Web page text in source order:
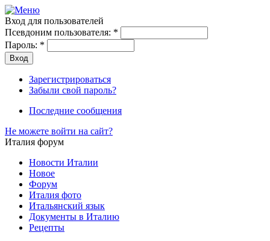
Вход для пользователей
Псевдоним пользователя: *
Пароль: *
Зарегистрироваться
Забыли свой пароль?
Последние сообщения
Не можете войти на сайт?
Италия форум
Новости Италии
Новое
Форум
Италия фото
Итальянский язык
Документы в Италию
Рецепты